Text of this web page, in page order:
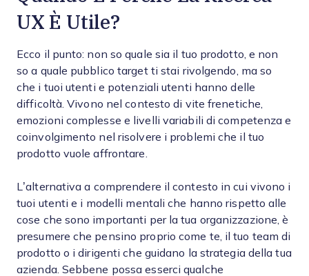
UX È Utile?
Ecco il punto: non so quale sia il tuo prodotto, e non
so a quale pubblico target ti stai rivolgendo, ma so
che i tuoi utenti e potenziali utenti hanno delle
difficoltà. Vivono nel contesto di vite frenetiche,
emozioni complesse e livelli variabili di competenza e
coinvolgimento nel risolvere i problemi che il tuo
prodotto vuole affrontare.
L’alternativa a comprendere il contesto in cui vivono i
tuoi utenti e i modelli mentali che hanno rispetto alle
cose che sono importanti per la tua organizzazione, è
presumere che pensino proprio come te, il tuo team di
prodotto o i dirigenti che guidano la strategia della tua
azienda. Sebbene possa esserci qualche